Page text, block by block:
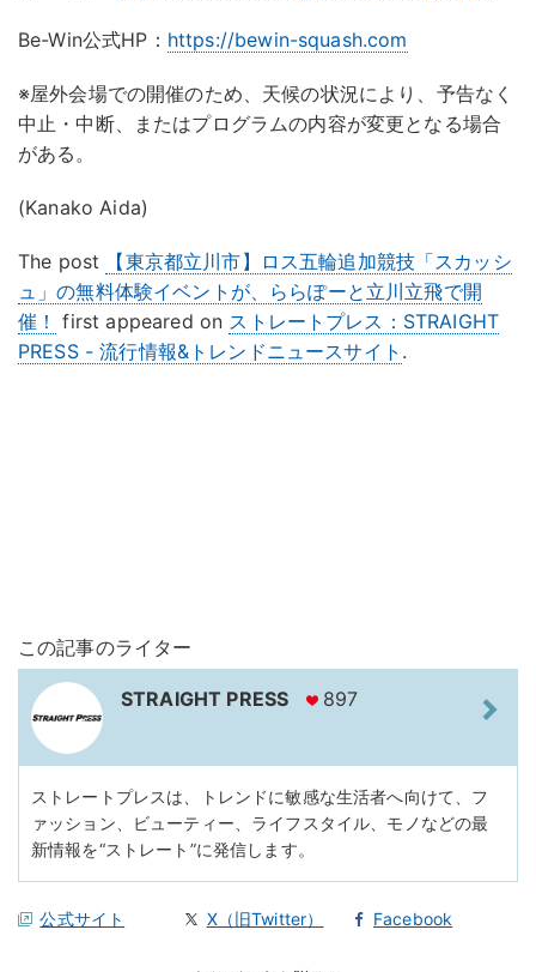
Be-Win公式HP： https://bewin-squash.com
※屋外会場での開催のため、天候の状況により、予告なく
中止・中断、またはプログラムの内容が変更となる場合
がある。
(Kanako Aida)
The post
【東京都立川市】ロス五輪追加競技「スカッシ
ュ」の無料体験イベントが、ららぽーと立川立飛で開
催！ first appeared on ストレートプレス：STRAIGHT
PRESS - 流行情報&トレンドニュースサイト .
この記事のライター
STRAIGHT PRESS 897
ストレートプレスは、トレンドに敏感な生活者へ向けて、フ
ァッション、ビューティー、ライフスタイル、モノなどの最
新情報を“ストレート”に発信します。
公式サイト X（旧Twitter） Facebook